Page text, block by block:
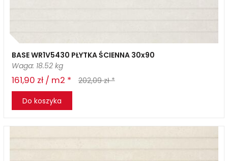
BASE WR1V5430 PŁYTKA ŚCIENNA 30x90
Waga: 18.52 kg
161,90 zł / m2 *
202,09 zł *
Do koszyka